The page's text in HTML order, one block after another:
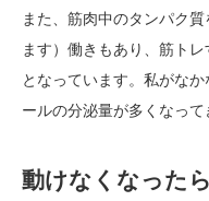
また、筋肉中のタンパク
ます）働きもあり、筋ト
となっています。私がな
ールの分泌量が多くなって
動けなくなった